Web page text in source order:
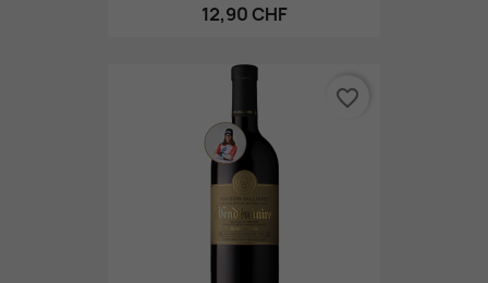
12,90 CHF
favorite_border